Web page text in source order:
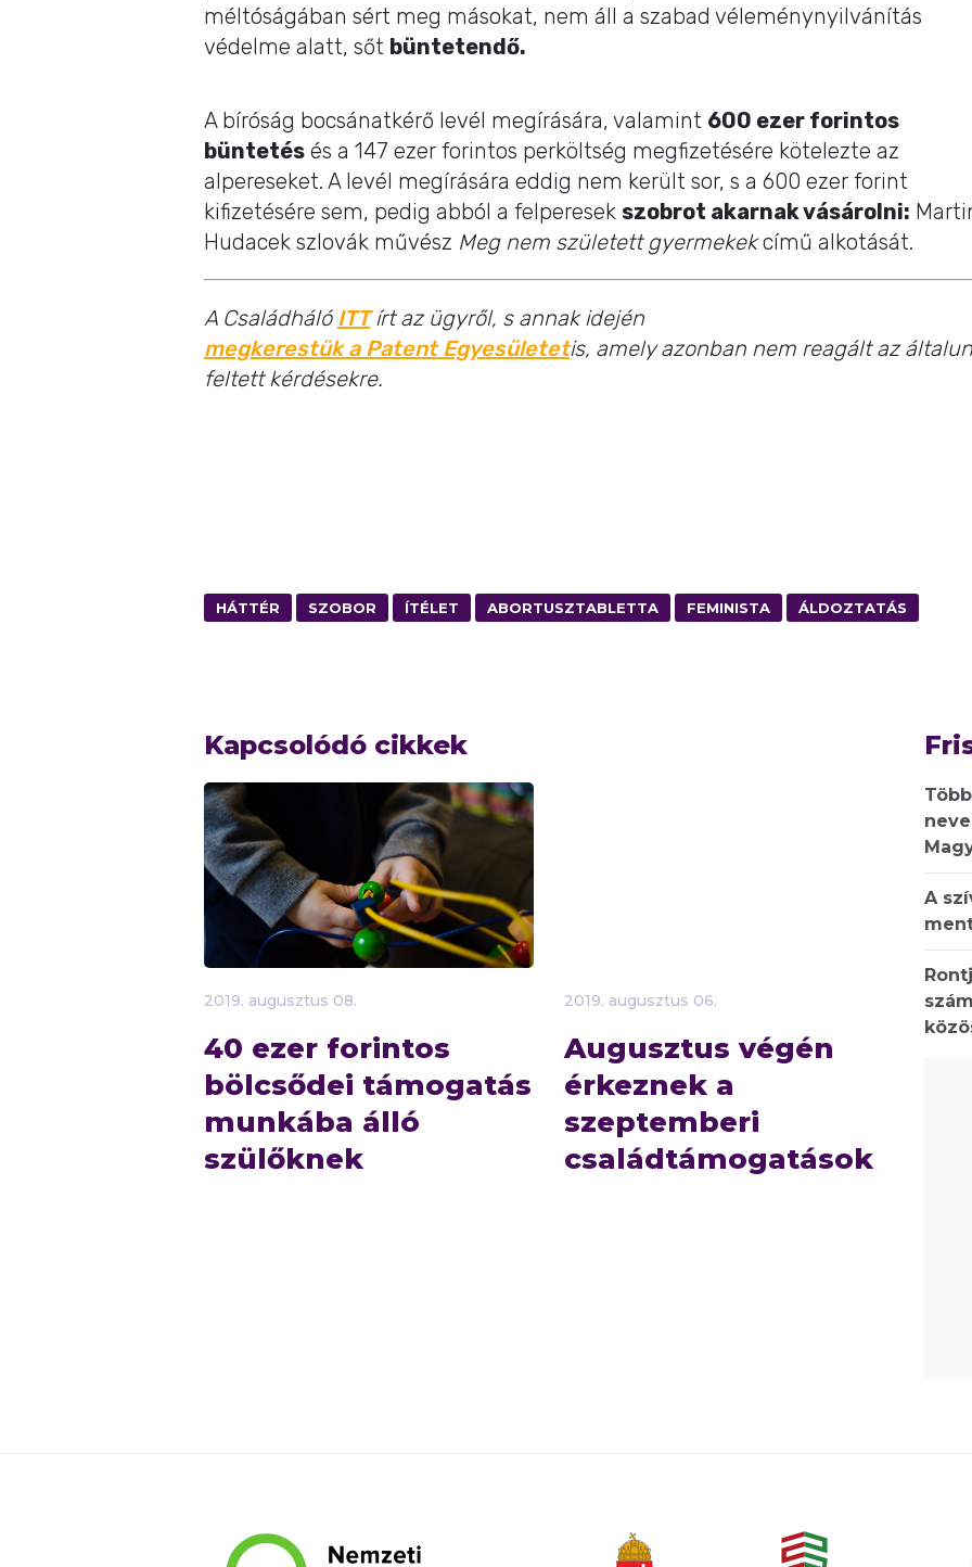
méltóságában sért meg másokat, nem áll a szabad véleménynyilvánítás
védelme alatt, sőt büntetendő.
A bíróság bocsánatkérő levél megírására, valamint 600 ezer forintos
büntetés és a 147 ezer forintos perköltség megfizetésére kötelezte az
alpereseket. A levél megírására eddig nem került sor, s a 600 ezer forint
kifizetésére sem, pedig abból a felperesek szobrot akarnak vásárolni:
Hudacek szlovák művész Meg nem született gyermekekcímű alkotását.
A Családháló ITTírt az ügyről, s annak idején
megkerestük a Patent Egyesületetis, amely azonban nem reagált az
feltett kérdésekre.
HÁTTÉR SZOBOR ÍTÉLET ABORTUSZTABLETTA FEMINISTA ÁLDOZTATÁS
Kapcsolódó cikkek
2019. augusztus 08.
40 ezer forintos
bölcsődei támogatás
munkába álló
szülőknek
2019. augusztus 06.
Augusztus végén
érkeznek a
szeptemberi
családtámogatások
A